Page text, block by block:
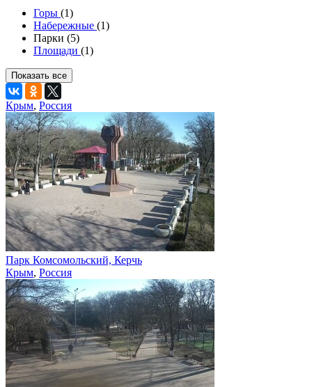
Горы (1)
Набережные (1)
Парки (5)
Площади (1)
Показать все
Крым, Россия
Парк Комсомольский, Керчь
Крым, Россия